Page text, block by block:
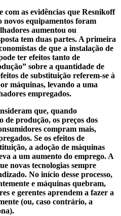
com as evidências que Resnikoff
equipamentos foram
aumentou ou
tem duas partes. A primeira
de que a instalação de
ter efeitos tanto de
sobre a quantidade de
de substituição referem-se à
máquinas, levando a uma
empregados.
que, quando
de produção, os preços dos
compram mais,
Se os efeitos de
a adoção de máquinas
a um aumento do emprego. A
novas tecnologias sempre
No início desse processo,
e máquinas quebram,
e gerentes aprendem a fazer a
(ou, caso contrário, a